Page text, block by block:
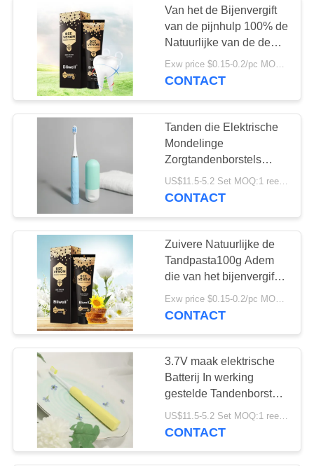
FABRIEKSREIS
KWALITEITSCONTROLE
CONTACTEER
VERZOEK
EEN
CITAAT
SITEMAP
PRIVACYBELEID
Tanden die
Tandpasta's witten
De Tandpasta van
het fruitaroma
18
Geactiveerde
Houtskooltandpasta
18
Van het de Bijenvergift
van de pijnhulp 100% de
Natuurlijke van de de
Tandpastamond
Tandpasta van het de
Exw price $0.15-0.2/pc MOQ:500pcs-30000pcs
CONTACT
Tanden die Elektrische
Mondelinge
Zorgtandenborstels
witten die 60 Dagen
Rohs duren
US$11.5-5.2 Set MOQ:1 reeks
CONTACT
Zuivere Natuurlijke de
Tandpasta100g Adem
die van het bijenvergift
Tandpasta fris worden
CONTACT
3.7V maak elektrische
Batterij In werking
gestelde Tandenborstel
voor Volwassenen
waterdicht
US$11.5-5.2 Set MOQ:1 reeks
CONTACT